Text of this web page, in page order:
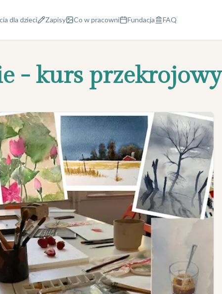
dla dzieci Zapisy Co w pracowni Fundacja FAQ
- kurs przekrojowy